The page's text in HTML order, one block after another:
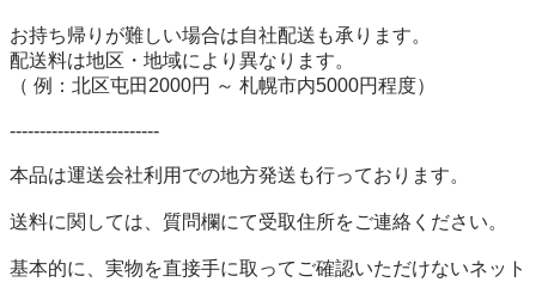
お持ち帰りが難しい場合は自社配送も承ります。
配送料は地区・地域により異なります。
（ 例：北区屯田2000円 ～ 札幌市内5000円程度）
-------------------------
本品は運送会社利用での地方発送も行っております。
送料に関しては、質問欄にて受取住所をご連絡ください。
基本的に、実物を直接手に取ってご確認いただけないネット